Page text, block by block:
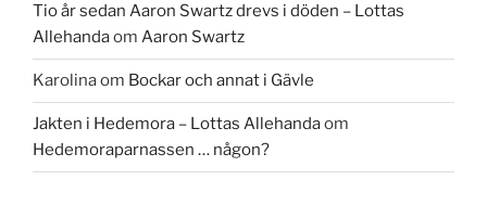
Tio år sedan Aaron Swartz drevs i döden – Lottas
Allehandaom Aaron Swartz
Karolinaom Bockar och annat i Gävle
Jakten i Hedemora – Lottas Allehandaom
Hedemoraparnassen … någon?